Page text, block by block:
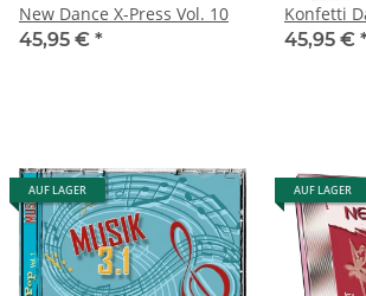
New Dance X-Press Vol. 10
45,95 € *
Konfetti
45,95 €
AUF LAGER AUF LAGER